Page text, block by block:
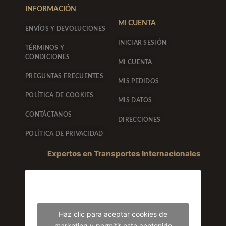
INFORMACIÓN
ENVÍOS Y DEVOLUCIONES
TÉRMINOS Y
CONDICIONES
PREGUNTAS FRECUENTES
POLÍTICA DE COOKIES
CONTÁCTANOS
POLÍTICA DE PRIVACIDAD
MI CUENTA
INICIAR SESIÓN
MI CUENTA
MIS PEDIDOS
MIS DATOS
DIRECCIONES
Expertos en Transportes Internacionales
Haz clic para aceptar cookies de